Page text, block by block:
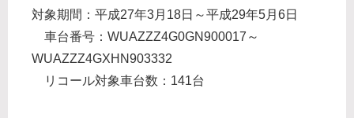
対象期間：平成27年3月18日～平成29年5月6日
車台番号：WUAZZZ4G0GN900017～
WUAZZZ4GXHN903332
リコール対象車台数：141台